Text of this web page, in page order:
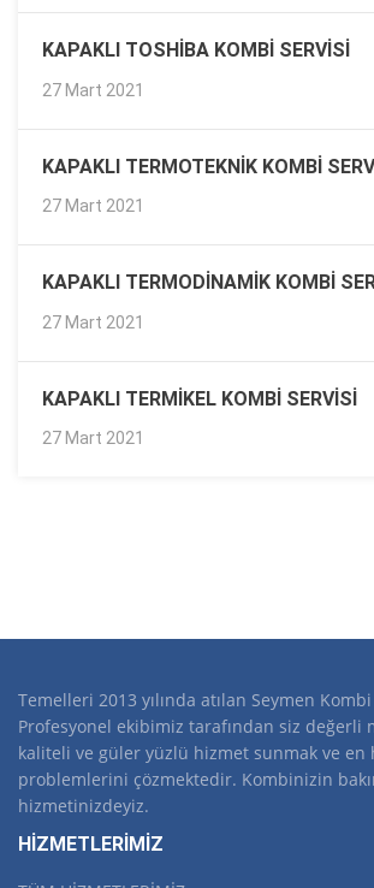
KAPAKLI TOSHIBA KOMBI SERVISI
27 Mart 2021
KAPAKLI TERMOTEKNIK KOMBI
27 Mart 2021
KAPAKLI TERMODINAMIK KOMBI
27 Mart 2021
KAPAKLI TERMIKEL KOMBI SERVISI
27 Mart 2021
Temelleri 2013 yılında atılan Seymen
Profesyonel ekibimiz tarafından siz değerli
kaliteli ve güler yüzlü hizmet sunmak ve en
problemlerini çözmektedir. Kombinizin
hizmetinizdeyiz.
HİZMETLERİMİZ